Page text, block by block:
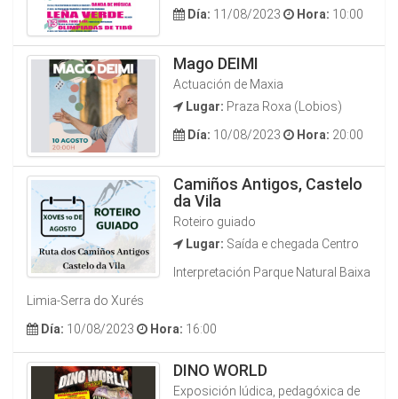
Día: 11/08/2023 Hora: 10:00
Mago DEIMI
Actuación de Maxia
Lugar: Praza Roxa (Lobios)
Día: 10/08/2023 Hora: 20:00
Camiños Antigos, Castelo
da Vila
Roteiro guiado
Lugar: Saída e chegada Centro
Interpretación Parque Natural Baixa
Limia-Serra do Xurés
Día: 10/08/2023 Hora: 16:00
DINO WORLD
Exposición lúdica, pedagóxica de